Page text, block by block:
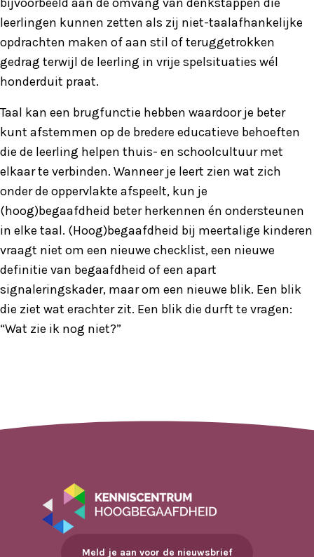
bijvoorbeeld aan de omvang van denkstappen die
leerlingen kunnen zetten als zij niet-taalafhankelijke
opdrachten maken of aan stil of teruggetrokken
gedrag terwijl de leerling in vrije spelsituaties wél
honderduit praat.
Taal kan een brugfunctie hebben waardoor je beter
kunt afstemmen op de bredere educatieve behoeften
die de leerling helpen thuis- en schoolcultuur met
elkaar te verbinden. Wanneer je leert zien wat zich
onder de oppervlakte afspeelt, kun je
(hoog)begaafdheid beter herkennen én ondersteunen
in elke taal. (Hoog)begaafdheid bij meertalige kinderen
vraagt niet om een nieuwe checklist, een nieuwe
definitie van begaafdheid of een apart
signaleringskader, maar om een nieuwe blik. Een blik
die ziet wat erachter zit. Een blik die durft te vragen:
“Wat zie ik nog niet?”
Meld je aan voor de nieuwsbrief